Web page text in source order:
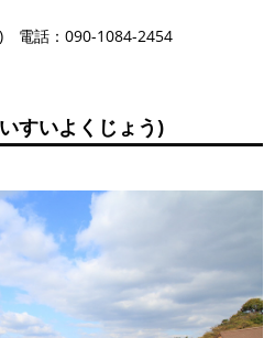
) 電話：090-1084-2454
すいよくじょう)